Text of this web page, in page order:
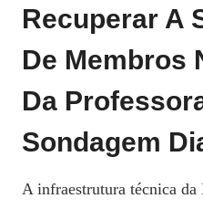
Recuperar A
De Membros
Da
Sondagem
A infraestrutura técnica da